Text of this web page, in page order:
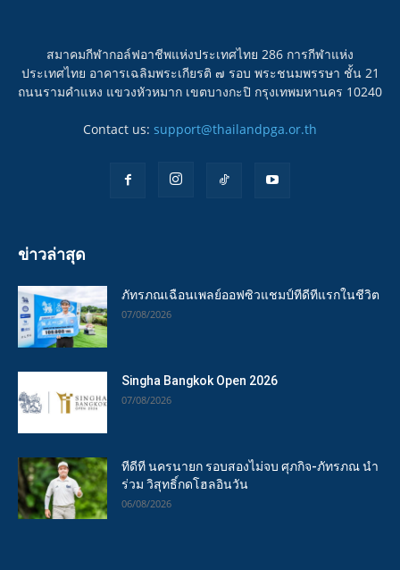
สมาคมกีฬากอล์ฟอาชีพแห่งประเทศไทย 286 การกีฬาแห่ง
ประเทศไทย อาคารเฉลิมพระเกียรติ ๗ รอบ พระชนมพรรษา ชั้น 21
ถนนรามคำแหง แขวงหัวหมาก เขตบางกะปิ กรุงเทพมหานคร 10240
Contact us: support@thailandpga.or.th
ข่าวล่าสุด
ภัทรภณเฉือนเพลย์ออฟซิวแชมป์ทีดีทีแรกในชีวิต
07/08/2026
Singha Bangkok Open 2026
07/08/2026
ทีดีที นครนายก รอบสองไม่จบ ศุภกิจ-ภัทรภณ นำ
ร่วม วิสุทธิ์กดโฮลอินวัน
06/08/2026